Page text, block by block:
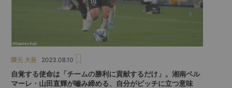
隈元 大吾 2023.08.10
自覚する使命は「チームの勝利に貢献するだけ」。湘南ベル
マーレ・山田直輝が嚙み締める、自分がピッチに立つ意味